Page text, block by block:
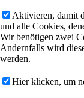
Aktivieren, damit
und alle Cookies,
Wir benötigen zwei
Andernfalls wird
werden.
Hier klicken, um